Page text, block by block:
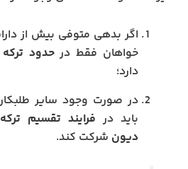
اگر بدهی متوفی بیش از
خواهان فقط درحدود ترکه
دارد؛
در صورت وجود سایر
باید در فرایند تقسیم
دیون شرکت کند.